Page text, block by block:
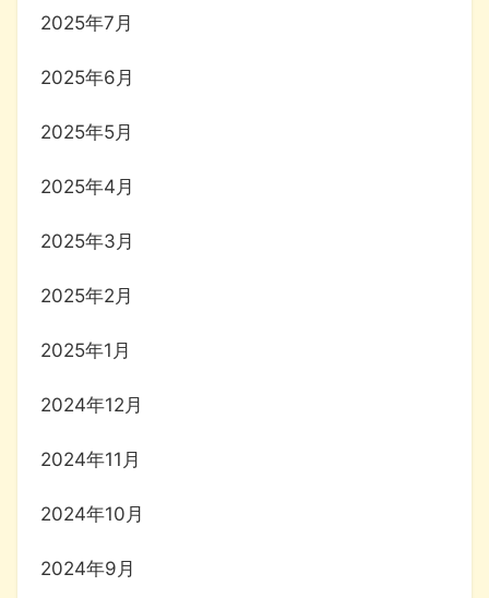
2025年7月
2025年6月
2025年5月
2025年4月
2025年3月
2025年2月
2025年1月
2024年12月
2024年11月
2024年10月
2024年9月